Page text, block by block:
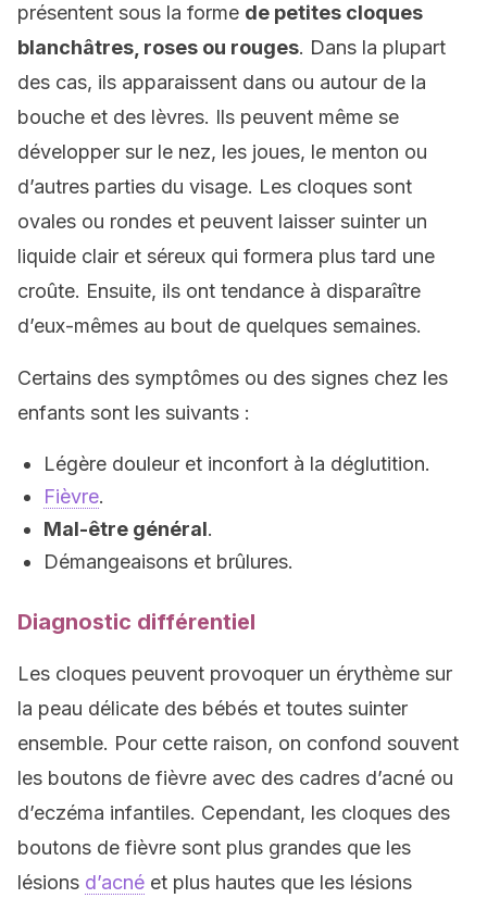
présentent sous la forme de petites cloques
blanchâtres, roses ou rouges. Dans la plupart
des cas, ils apparaissent dans ou autour de la
bouche et des lèvres. Ils peuvent même se
développer sur le nez, les joues, le menton ou
d’autres parties du visage. Les cloques sont
ovales ou rondes et peuvent laisser suinter un
liquide clair et séreux qui formera plus tard une
croûte. Ensuite, ils ont tendance à disparaître
d’eux-mêmes au bout de quelques semaines.
Certains des symptômes ou des signes chez les
enfants sont les suivants :
Légère douleur et inconfort à la déglutition.
Fièvre.
Mal-être général.
Démangeaisons et brûlures.
Diagnostic différentiel
Les cloques peuvent provoquer un érythème sur
la peau délicate des bébés et toutes suinter
ensemble. Pour cette raison, on confond souvent
les boutons de fièvre avec des cadres d’acné ou
d’eczéma infantiles. Cependant, les cloques des
boutons de fièvre sont plus grandes que les
lésions d’acné et plus hautes que les lésions